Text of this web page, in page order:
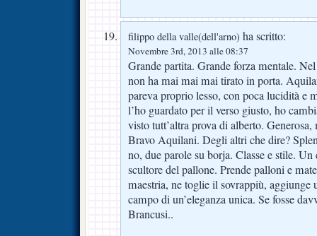
filippo della valle(dell'arno) ha scritto:
Novembre 3rd, 2013 alle 08:37
Grande partita. Grande forza mentale.
non ha mai mai mai tirato in porta.
pareva proprio lesso, con poca lucidità e
l’ho guardato per il verso giusto, ho
visto tutt’altra prova di alberto. Generosa,
Bravo Aquilani. Degli altri che dire?
no, due parole su borja. Classe e stile.
scultore del pallone. Prende palloni e
maestria, ne toglie il sovrappiù, aggiunge
campo di un’eleganza unica. Se fosse
Brancusi..